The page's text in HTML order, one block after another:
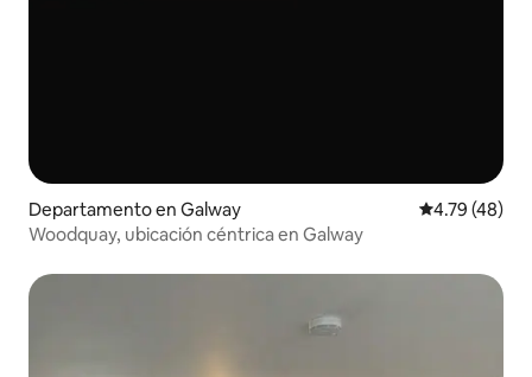
Departamento en Galway Calificación
4.79 (48)
Woodquay, ubicación céntrica en Galway